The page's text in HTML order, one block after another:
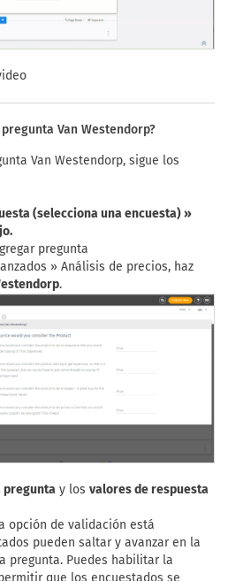
Van Westendorp?
Van Westendorp, sigue los
(selecciona una encuesta) »
pregunta
» Análisis de precios, haz
.
pregunta y los valores de respuesta
opción de validación está
pueden saltar y avanzar en la
pregunta. Puedes habilitar la